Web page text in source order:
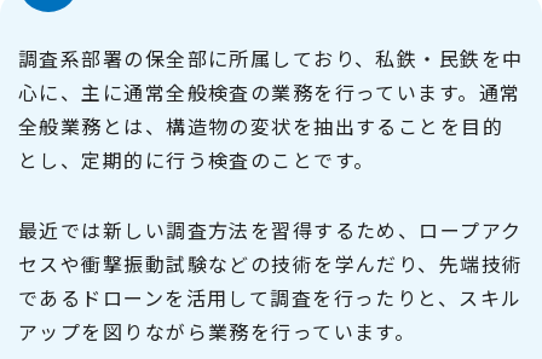
調査系部署の保全部に所属しており、私鉄・民鉄を中
心に、主に通常全般検査の業務を行っています。通常
全般業務とは、構造物の変状を抽出することを目的
とし、定期的に行う検査のことです。
最近では新しい調査方法を習得するため、ロープアク
セスや衝撃振動試験などの技術を学んだり、先端技術
であるドローンを活用して調査を行ったりと、スキル
アップを図りながら業務を行っています。